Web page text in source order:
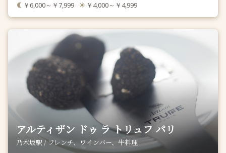
￥6,000～￥7,999 ￥4,000～￥4,999
アルティザン ドゥ ラ トリュフ パリ
乃木坂駅 / フレンチ、ワインバー、牛料理